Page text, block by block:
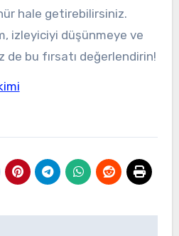
hale getirebilirsiniz.
izleyiciyi düşünmeye ve
de bu fırsatı değerlendirin!